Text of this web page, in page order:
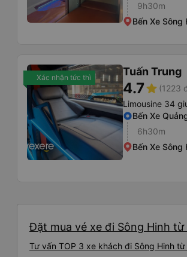
9h30m
Bến Xe Sông
Xác nhận tức thì Tuấn Trung
4.7star (1223
Limousine 34
Bến Xe
6h30m
Bến Xe Sông
Đặt mua vé xe đi Sông Hinh
Tư vấn TOP 3 xe khách đi Sông Hinh